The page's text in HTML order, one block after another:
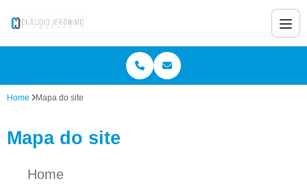
Home Mapa do site
Mapa do site
Home